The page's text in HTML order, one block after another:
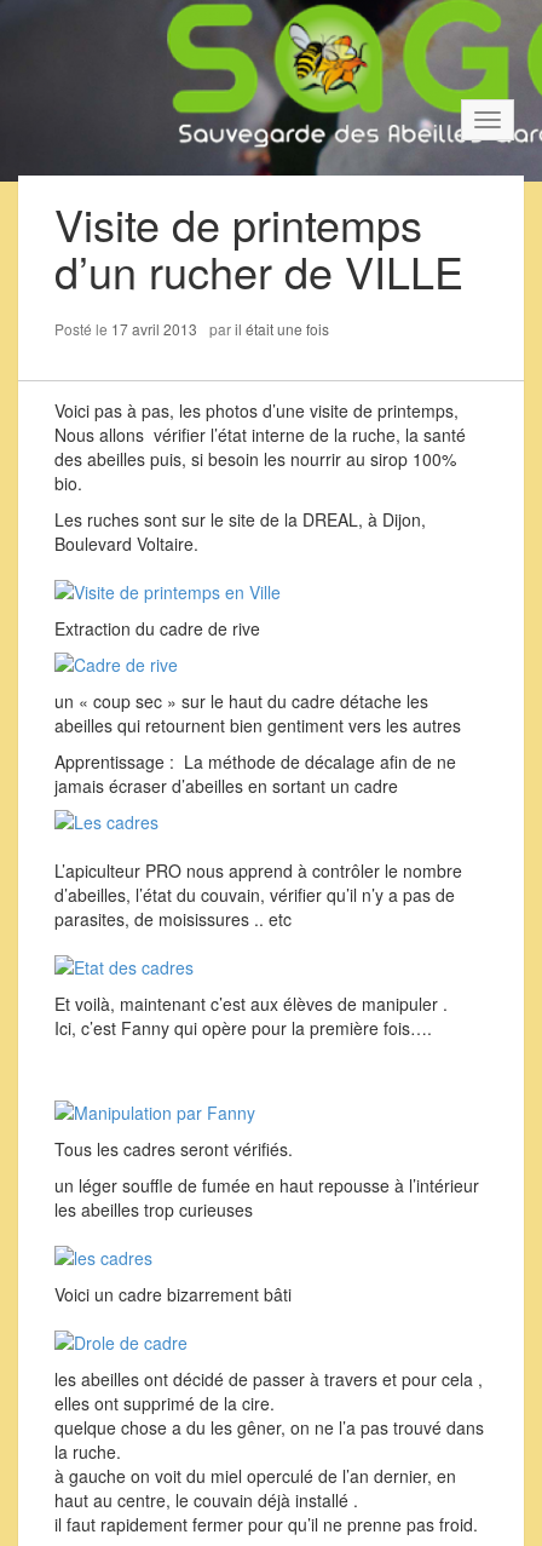
la
Visite de printemps
d’un rucher de VILLE
Posté le 17 avril 2013 paril était une fois
Voici pas à pas, les photos d’une visite de printemps,
Nous allons vérifier l’état interne de la ruche, la santé
des abeilles puis, si besoin les nourrir au sirop 100%
bio.
Les ruches sont sur le site de la DREAL, à Dijon,
Boulevard Voltaire.
Extraction du cadre de rive
un « coup sec » sur le haut du cadre détache les
abeilles qui retournent bien gentiment vers les autres
Apprentissage : La méthode de décalage afin de ne
jamais écraser d’abeilles en sortant un cadre
L’apiculteur PRO nous apprend à contrôler le nombre
d’abeilles, l’état du couvain, vérifier qu’il n’y a pas de
parasites, de moisissures .. etc
Et voilà, maintenant c’est aux élèves de manipuler .
Ici, c’est Fanny qui opère pour la première fois….
Tous les cadres seront vérifiés.
un léger souffle de fumée en haut repousse à l’intérieur
les abeilles trop curieuses
Voici un cadre bizarrement bâti
les abeilles ont décidé de passer à travers et pour cela ,
elles ont supprimé de la cire.
quelque chose a du les gêner, on ne l’a pas trouvé dans
la ruche.
à gauche on voit du miel operculé de l’an dernier, en
haut au centre, le couvain déjà installé .
il faut rapidement fermer pour qu’il ne prenne pas froid.